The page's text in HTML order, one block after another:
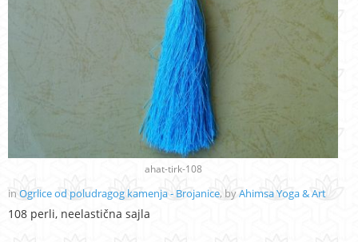
ahat-tirk-108
in Ogrlice od poludragog kamenja - Brojanice, byAhimsa Yoga & Art
108 perli, neelastična sajla